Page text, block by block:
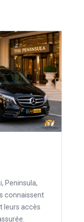
Peninsula,
connaissent
leurs accès